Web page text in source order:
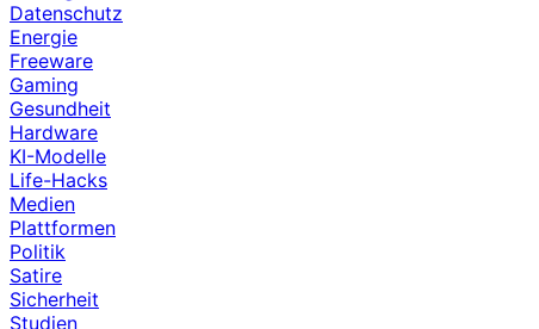
Datenschutz
Energie
Freeware
Gaming
Gesundheit
Hardware
KI-Modelle
Life-Hacks
Medien
Plattformen
Politik
Satire
Sicherheit
Studien